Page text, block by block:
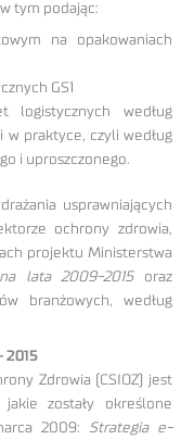
tym podając:
na opakowaniach
GS1
logistycznych według
w praktyce, czyli według
i uproszczonego.
usprawniających
ochrony zdrowia,
projektu Ministerstwa
lata 2009-2015oraz
branżowych, według
2015
Zdrowia (CSIOZ) jest
zostały określone
2009: Strategia e-